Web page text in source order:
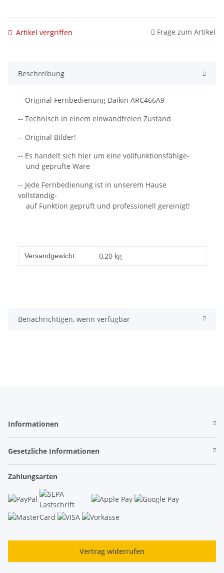
Artikel vergriffen Frage zum Artikel
Beschreibung
-- Original Fernbedienung Daikin ARC466A9
-- Technisch in einem einwandfreien Zustand
-- Original Bilder!
-- Es handelt sich hier um eine vollfunktionsfähige-
und geprüfte Ware
-- Jede Fernbedienung ist in unserem Hause
vollständig-
auf Funktion geprüft und professionell gereinigt!
Produkteigenschaft
Wert
Versandgewicht: 0,20 kg
Benachrichtigen, wenn verfügbar
Informationen
Gesetzliche Informationen
Zahlungsarten
Vertrag widerrufen